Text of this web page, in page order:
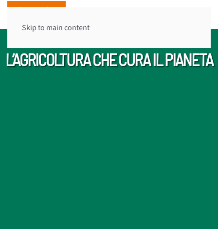
Skip to main content
L’AGRICOLTURA CHE CURA IL PIANETA